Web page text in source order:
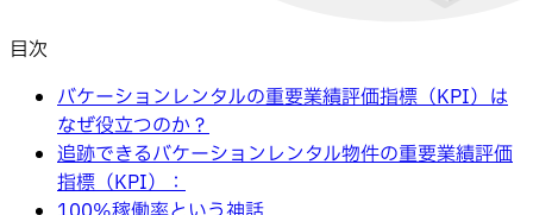
目次
バケーションレンタルの重要業績評価指標（KPI）は
なぜ役立つのか？
追跡できるバケーションレンタル物件の重要業績評価
指標（KPI）：